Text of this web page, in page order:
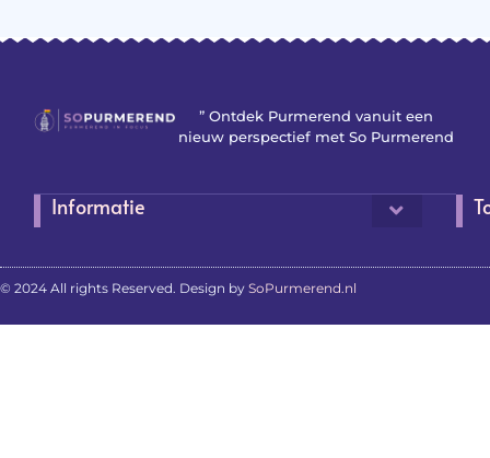
” Ontdek Purmerend vanuit een
nieuw perspectief met So Purmerend
Informatie
© 2024 All rights Reserved. Design by SoPurmerend.nl